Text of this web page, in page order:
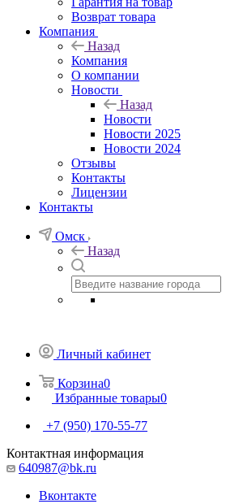
Возврат товара
Компания
Назад
Компания
О компании
Новости
Назад
Новости
Новости 2025
Новости 2024
Отзывы
Контакты
Лицензии
Контакты
Омск
Назад
Личный кабинет
Корзина0
Избранные товары0
+7 (950) 170-55-77
Контактная информация
640987@bk.ru
Вконтакте